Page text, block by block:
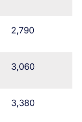
2,790
3,060
3,380